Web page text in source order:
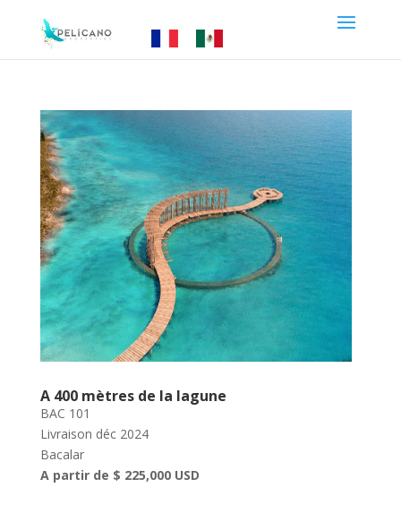
A 400 mètres de la lagune
BAC 101
Livraison déc 2024
Bacalar
A partir de $ 225,000 USD